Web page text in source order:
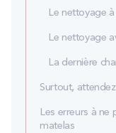
Le nettoyage
Le nettoyage
La dernière
Surtout,
Les erreurs à ne
matelas